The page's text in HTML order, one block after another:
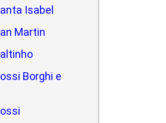
Isabel
Martin
Borghi e